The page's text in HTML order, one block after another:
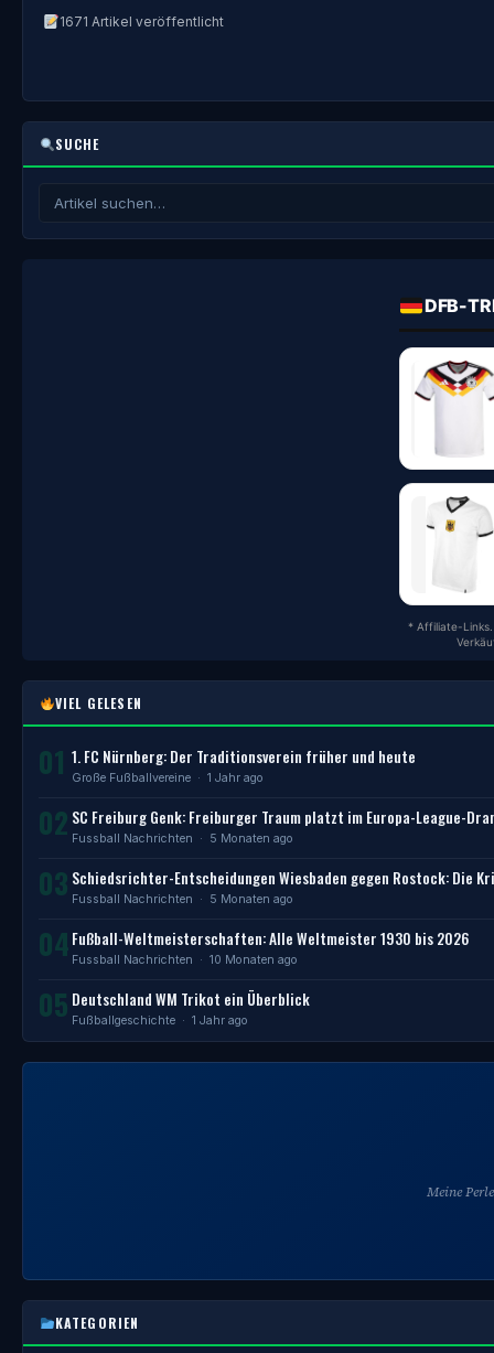
1671 Artikel veröffentlicht
SUCHE
DFB-
* Affiliate-
VIEL GELESEN
01 1. FC Nürnberg: Der Traditionsverein früher und heute
Große Fußballvereine · 1 Jahr ago
02 SC Freiburg Genk: Freiburger Traum platzt im Europa-League-
Fussball Nachrichten · 5 Monaten ago
03 Schiedsrichter-Entscheidungen Wiesbaden gegen Rostock: Die
Fussball Nachrichten · 5 Monaten ago
04 Fußball-Weltmeisterschaften: Alle Weltmeister 1930 bis 2026
Fussball Nachrichten · 10 Monaten ago
05 Deutschland WM Trikot ein Überblick
Fußballgeschichte · 1 Jahr ago
Meine
KATEGORIEN